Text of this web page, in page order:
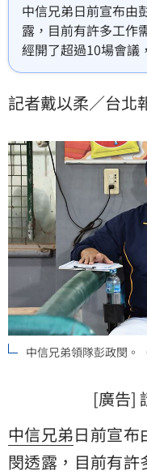
中信兄弟日前宣布由
露，目前有許多工作
經開了超過10場會議
助兄弟下半季回到正
記者戴以柔／台北
中信兄弟領隊彭政閔。
[廣告]
中信兄弟日前宣布
閔透露，目前有許